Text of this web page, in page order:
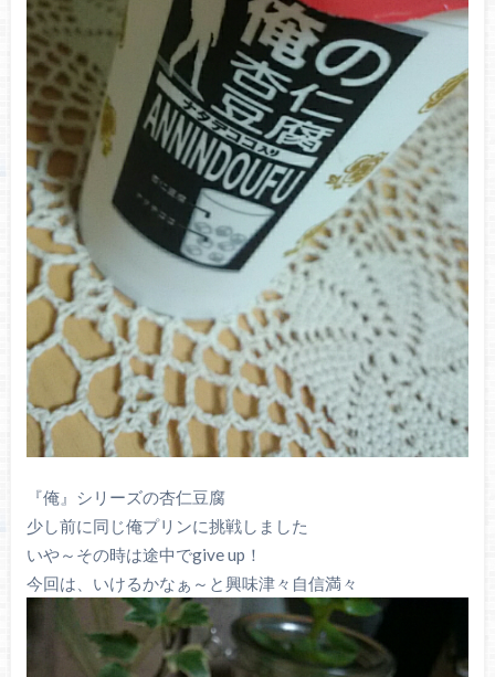
『俺』シリーズの杏仁豆腐
少し前に同じ俺プリンに挑戦しました
いや～その時は途中でgive up！
今回は、いけるかなぁ～と興味津々自信満々